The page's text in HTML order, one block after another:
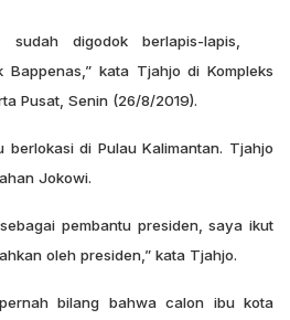
sudah digodok berlapis-lapis,
kata Tjahjo di Kompleks
Pusat, Senin (26/8/2019).
di Pulau Kalimantan. Tjahjo
Jokowi.
pembantu presiden, saya ikut
oleh presiden,” kata Tjahjo.
bilang bahwa calon ibu kota